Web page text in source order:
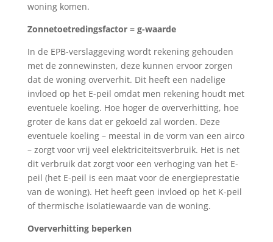
woning komen.
Zonnetoetredingsfactor = g-waarde
In de EPB-verslaggeving wordt rekening gehouden
met de zonnewinsten, deze kunnen ervoor zorgen
dat de woning oververhit. Dit heeft een nadelige
invloed op het E-peil omdat men rekening houdt met
eventuele koeling. Hoe hoger de oververhitting, hoe
groter de kans dat er gekoeld zal worden. Deze
eventuele koeling – meestal in de vorm van een airco
– zorgt voor vrij veel elektriciteitsverbruik. Het is net
dit verbruik dat zorgt voor een verhoging van het E-
peil (het E-peil is een maat voor de energieprestatie
van de woning). Het heeft geen invloed op het K-peil
of thermische isolatiewaarde van de woning.
Oververhitting beperken